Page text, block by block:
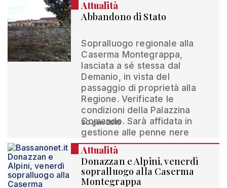
Attualità
Abbandono di Stato
Sopralluogo regionale alla
Caserma Montegrappa,
lasciata a sé stessa dal
Demanio, in vista del
passaggio di proprietà alla
Regione. Verificate le
condizioni della Palazzina
Comando. Sarà affidata in
gestione alle penne nere
30 gen 2015
Attualità
Donazzan e Alpini, venerdì
sopralluogo alla Caserma
Montegrappa